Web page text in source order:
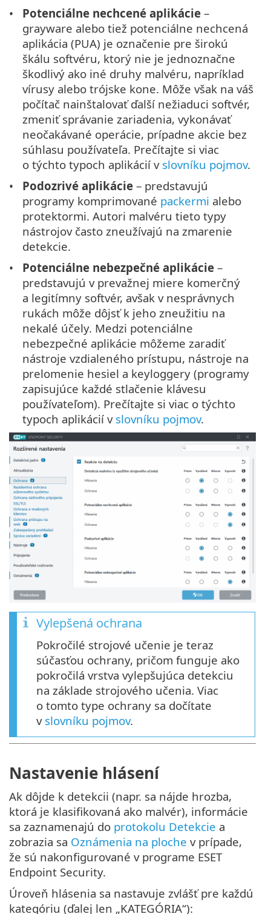
Potenciálne nechcené aplikácie–
grayware alebo tiež potenciálne nechcená
aplikácia (PUA) je označenie pre širokú
škálu softvéru, ktorý nie je jednoznačne
škodlivý ako iné druhy malvéru, napríklad
vírusy alebo trójske kone. Môže však na váš
počítač nainštalovať ďalší nežiaduci softvér,
zmeniť správanie zariadenia, vykonávať
neočakávané operácie, prípadne akcie bez
súhlasu používateľa. Prečítajte si viac
o týchto typoch aplikácií v slovníku pojmov.
Podozrivé aplikácie – predstavujú
programy komprimované packermi alebo
protektormi. Autori malvéru tieto typy
nástrojov často zneužívajú na zmarenie
detekcie.
Potenciálne nebezpečné aplikácie–
predstavujú v prevažnej miere komerčný
a legitímny softvér, avšak v nesprávnych
rukách môže dôjsť k jeho zneužitiu na
nekalé účely. Medzi potenciálne
nebezpečné aplikácie môžeme zaradiť
nástroje vzdialeného prístupu, nástroje na
prelomenie hesiel a keyloggery (programy
zapisujúce každé stlačenie klávesu
používateľom). Prečítajte si viac o týchto
typoch aplikácií v slovníku pojmov.
Vylepšená ochrana
Pokročilé strojové učenie je teraz
súčasťou ochrany, pričom funguje ako
pokročilá vrstva vylepšujúca detekciu
na základe strojového učenia. Viac
o tomto type ochrany sa dočítate
v slovníku pojmov.
Nastavenie hlásení
Ak dôjde k detekcii (napr. sa nájde hrozba,
ktorá je klasifikovaná ako malvér), informácie
sa zaznamenajú do protokolu Detekcie a
zobrazia sa Oznámenia na ploche v prípade,
že sú nakonfigurované v programe ESET
Endpoint Security.
Úroveň hlásenia sa nastavuje zvlášť pre každú
kategóriu (ďalej len „KATEGÓRIA“):